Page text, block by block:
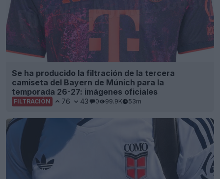
Se ha producido la filtración de la tercera
camiseta del Bayern de Múnich para la
temporada 26-27: imágenes oficiales
FILTRACIÓN 76 43 0 99.9K 53m